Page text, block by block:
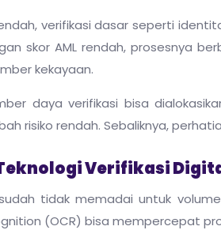
verifikasi dasar seperti
skor AML rendah, prosesnya
kekayaan.
daya verifikasi bisa
risiko rendah. Sebaliknya,
Verifikasi
tidak memadai untuk
(OCR) bisa mempercepat